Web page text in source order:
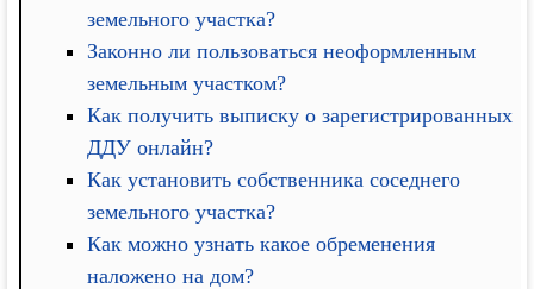
земельного участка?
Законно ли пользоваться неоформленным
земельным участком?
Как получить выписку о зарегистрированных
ДДУ онлайн?
Как установить собственника соседнего
земельного участка?
Как можно узнать какое обременения
наложено на дом?